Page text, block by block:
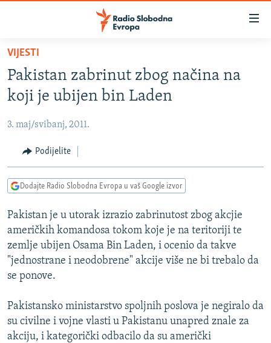
Pređite
glavni
sadržaj
Pređite
na
navigaciju
Pređite
na
VIJESTI
BOSNA I HERCEGOVINA
SRBIJA
KOSOVO
CRNA GORA
VIDEO
FOTOGALERIJE
INFOGRAFIKE
PODCASTI
RAT U UKRAJINI
KINA NA BALKANU
RSE PRIČE IZ SVIJETA
ISPRIČAJ MI
DNEVNO@RSE
SPECIJALI RSE
VIJESTI
Pakistan zabrinut zbog načina na
koji je ubijen bin Laden
3. maj/svibanj, 2011.
Podijelite
Dodajte Radio Slobodna Evropa u vaš Google izvor
Pakistan je u utorak izrazio zabrinutost zbog akcjie
američkih komandosa tokom koje je na teritoriji te
zemlje ubijen Osama Bin Laden, i ocenio da takve
"jednostrane i neodobrene" akcije više ne bi trebalo da
se ponove.
Pakistansko ministarstvo spoljnih poslova je negiralo da
su civilne i vojne vlasti u Pakistanu unapred znale za
akciju, i kategorički odbacilo da su američki